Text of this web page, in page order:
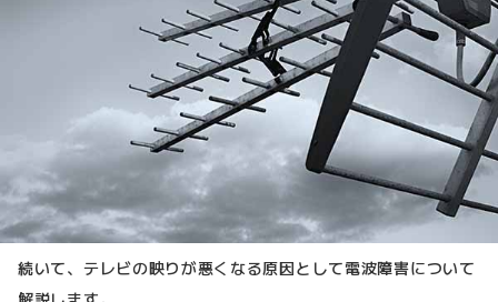
続いて、テレビの映りが悪くなる原因として電波障害について